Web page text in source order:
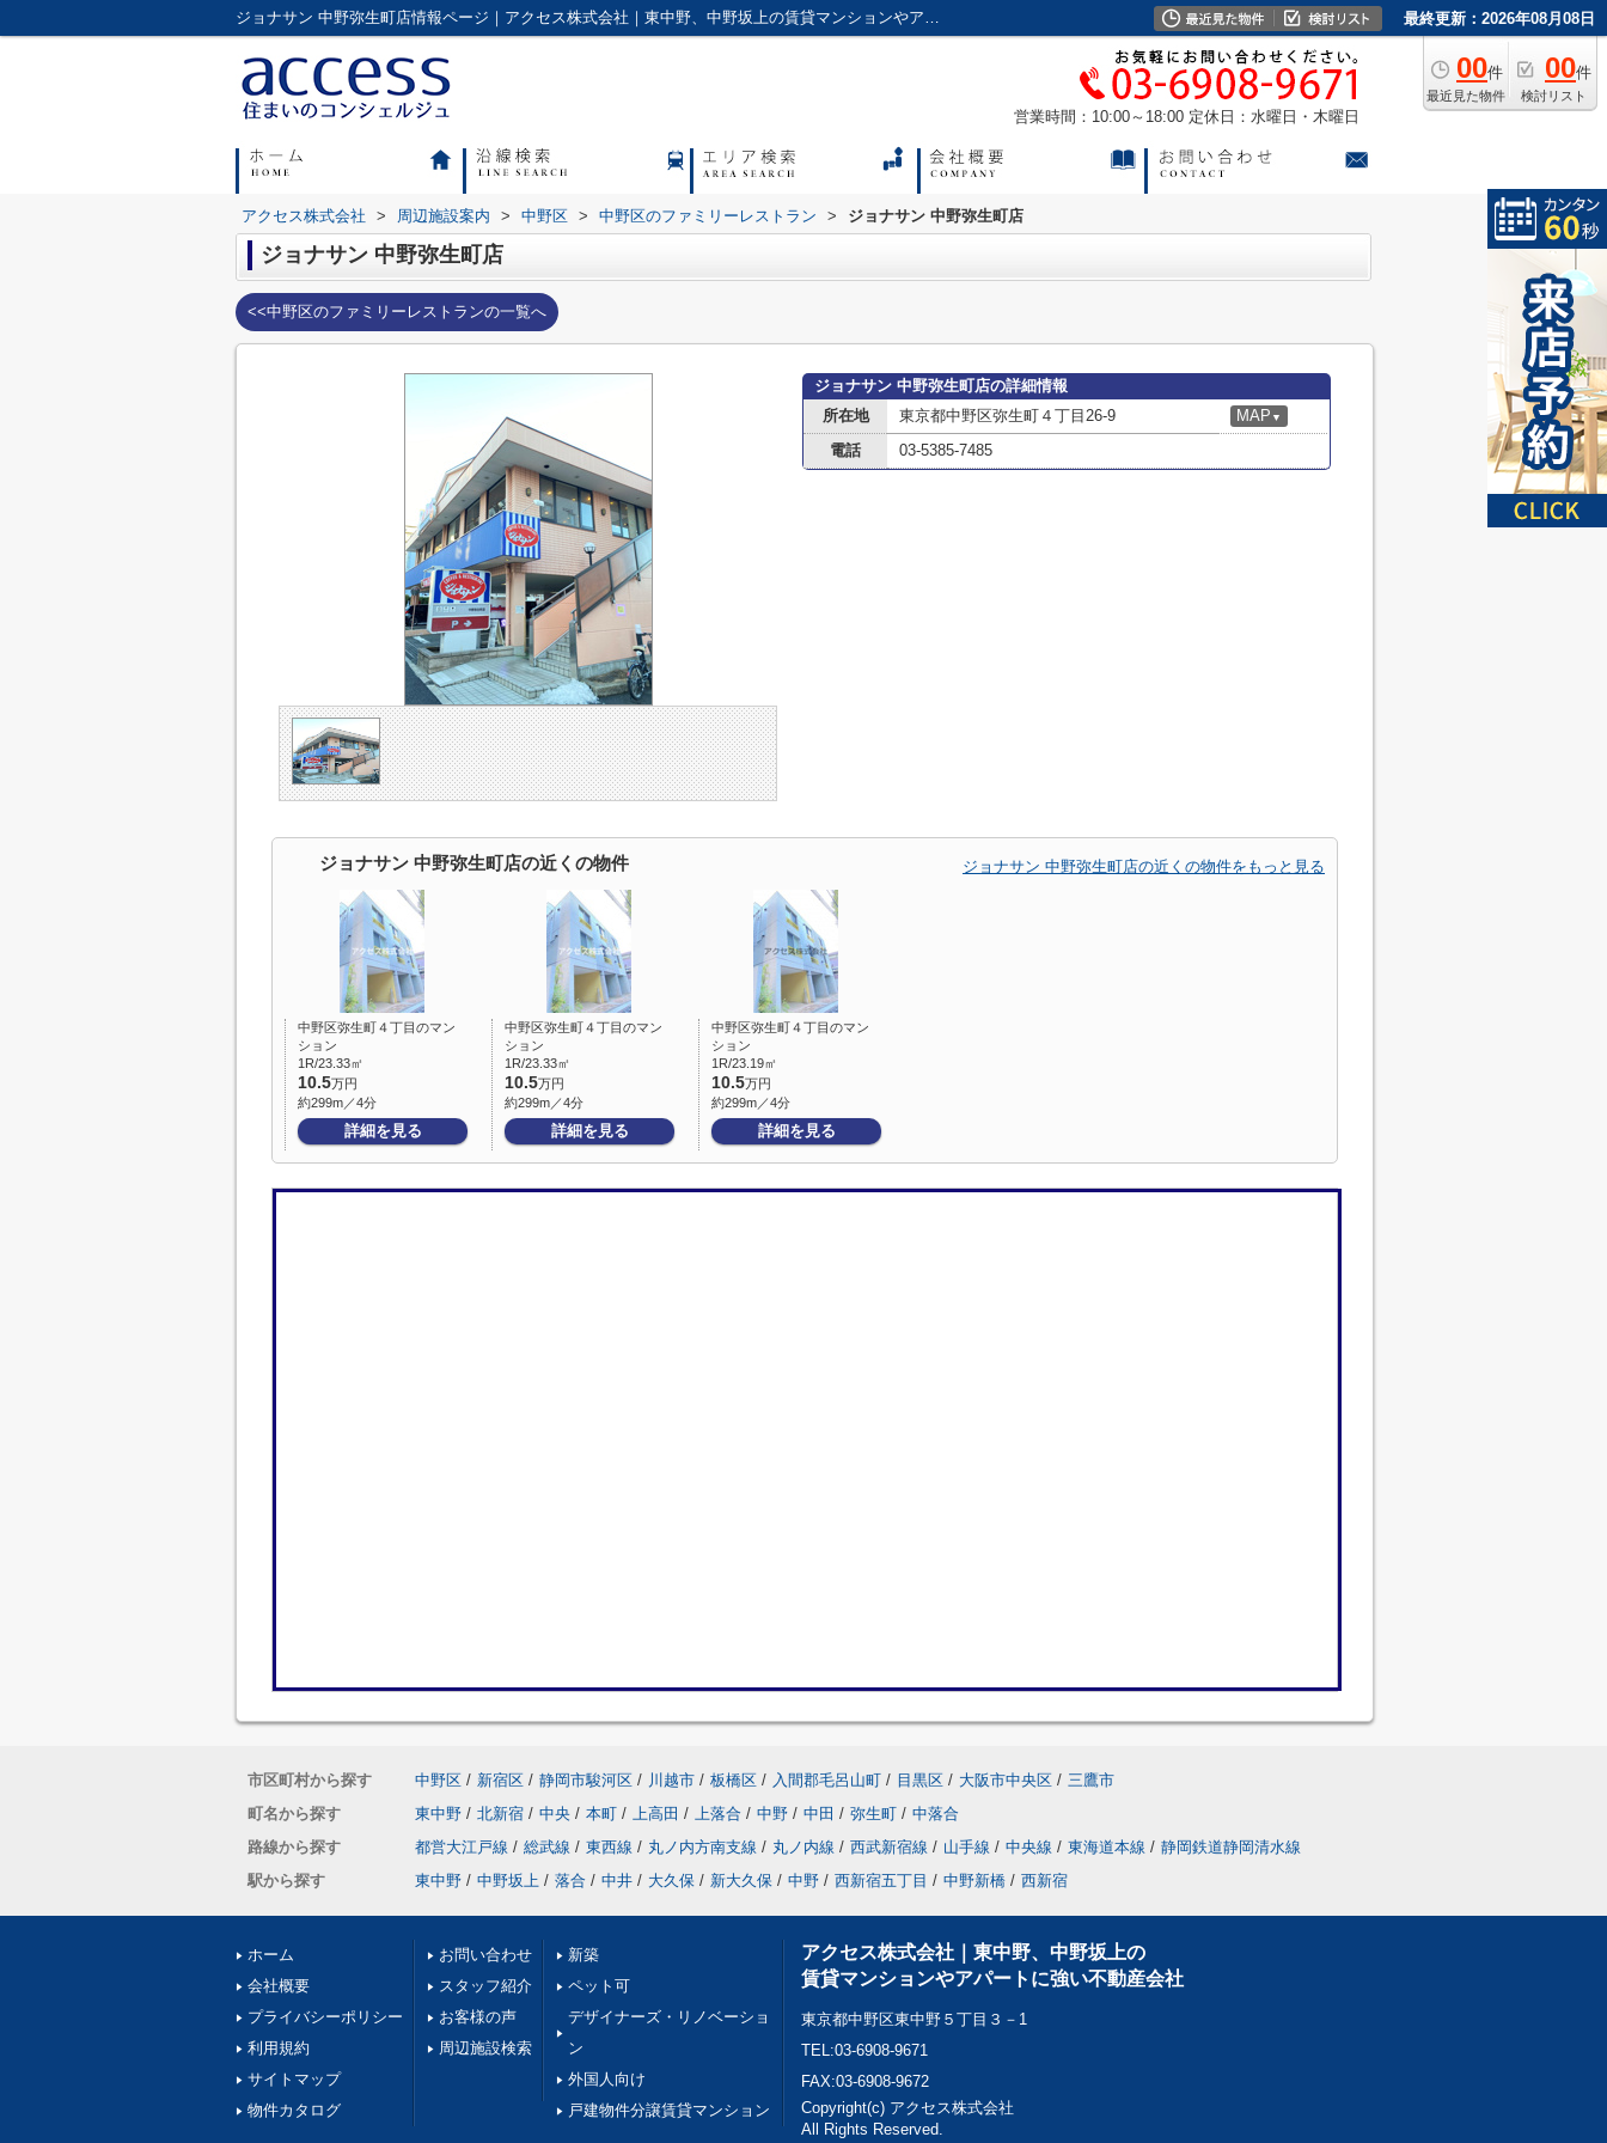
ジョナサン 中野弥生町店情報ページ｜アクセス株式会社｜東中野、中野坂上の賃貸マンションやアパートに強い不動産会社 最終更新：2026年08月08日
00件
最近見た物件
00件
検討リスト
営業時間：10:00～18:00 定休日：水曜日・木曜日
アクセス株式会社 > 周辺施設案内 > 中野区 > 中野区のファミリーレストラン > ジョナサン 中野弥生町店
ジョナサン 中野弥生町店
<<中野区のファミリーレストランの一覧へ
ジョナサン 中野弥生町店の詳細情報
所在地
東京都中野区弥生町４丁目26-9 MAP ▼
電話 03-5385-7485
ジョナサン 中野弥生町店の近くの物件 ジョナサン 中野弥生町店の近くの物件をもっと見る
中野区弥生町４丁目のマン
ション
1R/23.33㎡
10.5万円
約299m／4分
詳細を見る
中野区弥生町４丁目のマン
ション
1R/23.33㎡
10.5万円
約299m／4分
詳細を見る
中野区弥生町４丁目のマン
ション
1R/23.19㎡
10.5万円
約299m／4分
詳細を見る
市区町村から探す 中野区 / 新宿区 / 静岡市駿河区 / 川越市 / 板橋区 / 入間郡毛呂山町 / 目黒区 / 大阪市中央区 / 三鷹市
町名から探す
東中野 / 北新宿 / 中央 / 本町 / 上高田 / 上落合 / 中野 / 中田 / 弥生町 / 中落合
路線から探す
都営大江戸線 / 総武線 / 東西線 / 丸ノ内方南支線 / 丸ノ内線 / 西武新宿線 / 山手線 / 中央線 / 東海道本線 / 静岡鉄道静岡清水線
駅から探す
東中野 / 中野坂上 / 落合 / 中井 / 大久保 / 新大久保 / 中野 / 西新宿五丁目 / 中野新橋 / 西新宿
ホーム
会社概要
プライバシーポリシー
利用規約
サイトマップ
物件カタログ
お問い合わせ
スタッフ紹介
お客様の声
周辺施設検索
新築
ペット可
デザイナーズ・リノベーショ
ン
外国人向け
戸建物件分譲賃貸マンション
アクセス株式会社｜東中野、中野坂上の
賃貸マンションやアパートに強い不動産会社
東京都中野区東中野５丁目３－1
TEL:03-6908-9671
FAX:03-6908-9672
Copyright(c) アクセス株式会社
All Rights Reserved.